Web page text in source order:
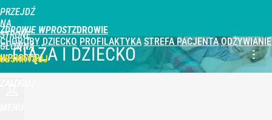
PRZEJDŹ
NA
STRONĘ
GŁÓWNĄ
WPROST.PL
ZDROWIE WPROST
CHOROBY DZIECKO PROFILAKTYKA STREFA PACJENTA ODŻYWIANIE
CIĄŻA I DZIECKO